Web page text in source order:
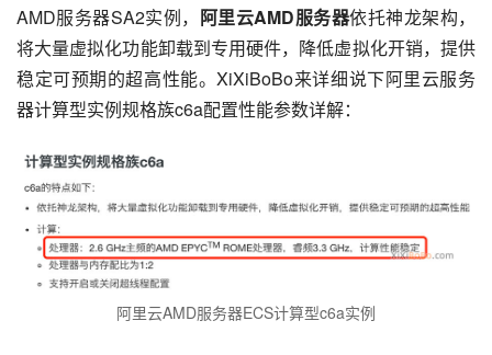
AMD服务器SA2实例， 阿里云AMD服务器依托神龙架构，
将大量虚拟化功能卸载到专用硬件，降低虚拟化开销，提供
稳定可预期的超高性能。XiXiBoBo来详细说下阿里云服务
器计算型实例规格族c6a配置性能参数详解：
阿里云AMD服务器ECS计算型c6a实例